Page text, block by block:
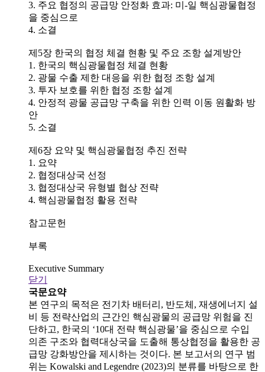
3. 주요 협정의 공급망 안정화 효과: 미-일 핵심광물협정
을 중심으로
4. 소결
제5장 한국의 협정 체결 현황 및 주요 조항 설계방안
1. 한국의 핵심광물협정 체결 현황
2. 광물 수출 제한 대응을 위한 협정 조항 설계
3. 투자 보호를 위한 협정 조항 설계
4. 안정적 광물 공급망 구축을 위한 인력 이동 원활화 방
안
5. 소결
제6장 요약 및 핵심광물협정 추진 전략
1. 요약
2. 협정대상국 선정
3. 협정대상국 유형별 협상 전략
4. 핵심광물협정 활용 전략
참고문헌
부록
Executive Summary
닫기
국문요약
본 연구의 목적은 전기차 배터리, 반도체, 재생에너지 설
비 등 전략산업의 근간인 핵심광물의 공급망 위험을 진
단하고, 한국의 ‘10대 전략 핵심광물’을 중심으로 수입
의존 구조와 협력대상국을 도출해 통상협정을 활용한 공
급망 강화방안을 제시하는 것이다. 본 보고서의 연구 범
위는 Kowalski and Legendre (2023)의 분류를 바탕으로 한